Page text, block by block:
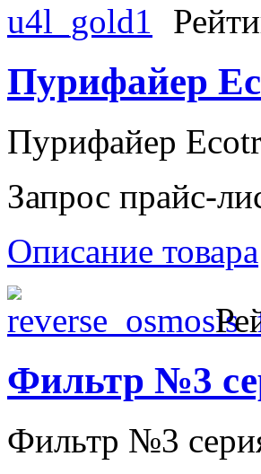
Пурифайер
Пурифайер
Запрос прайс-
Описание товара
Фильтр №3
Фильтр №3